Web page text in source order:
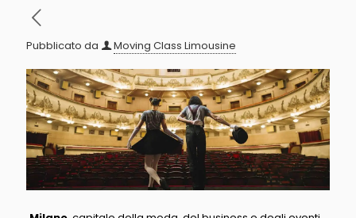
Pubblicato da Moving Class Limousine